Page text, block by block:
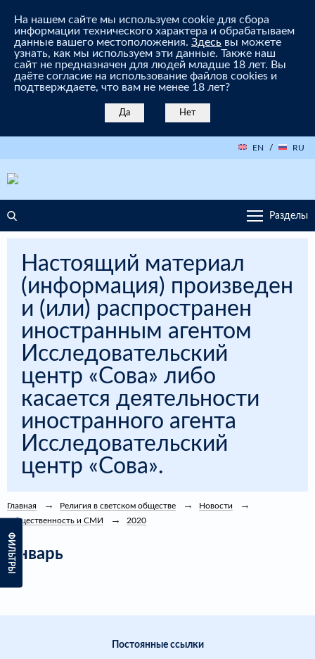
На нашем сайте мы используем cookie для сбора
информации технического характера и обрабатываем
данные вашего местоположения. Здесь вы можете
узнать, как мы используем эти данные. Также наш
сайт не предназначен для людей младше 18 лет. Вы
даёте согласие на использование файлов cookies и
подтверждаете, что вам не менее 18 лет?
Да Нет
EN / RU
Разделы
Настоящий материал
(информация) произведен
и (или) распространен
иностранным агентом
Исследовательский
центр «Сова» либо
касается деятельности
иностранного агента
Исследовательский
центр «Сова».
ФИЛЬТРЫ
Главная Религия в светском обществе
Новости
Общественность и СМИ
2020
Январь
Постоянные ссылки